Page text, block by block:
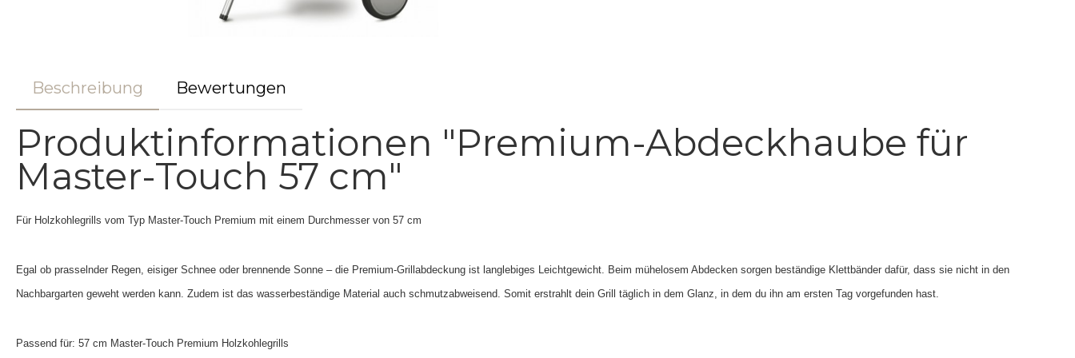
Beschreibung Bewertungen
Produktinformationen "Premium-Abdeckhaube für
Master-Touch 57 cm"
Für Holzkohlegrills vom Typ Master-Touch Premium mit einem Durchmesser von 57 cm
Egal ob prasselnder Regen, eisiger Schnee oder brennende Sonne – die Premium-Grillabdeckung ist langlebiges Leichtgewicht. Beim mühelosem Abdecken sorgen beständige Klettbänder dafür, dass sie nicht in den
Nachbargarten geweht werden kann. Zudem ist das wasserbeständige Material auch schmutzabweisend. Somit erstrahlt dein Grill täglich in dem Glanz, in dem du ihn am ersten Tag vorgefunden hast.
Passend für: 57 cm Master-Touch Premium Holzkohlegrills